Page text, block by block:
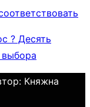
? Десять
Княжна